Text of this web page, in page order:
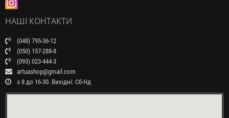
НАШІ КОНТАКТИ
(048) 795-36-12
(050) 157-288-8
(093) 023-444-3
artuashop@gmail.com
з 8 до 16-30. Вихідні: Сб-Нд